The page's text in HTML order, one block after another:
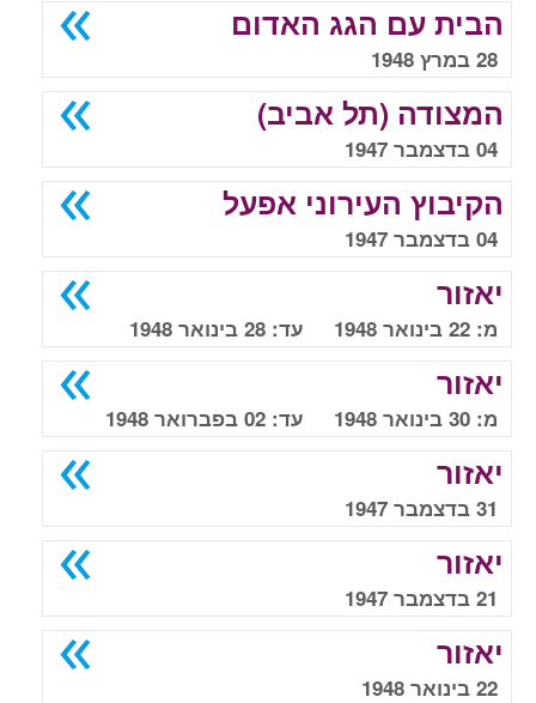
הבית עם הגג האדום
28 במרץ 1948
המצודה (תל אביב)
04 בדצמבר 1947
הקיבוץ העירוני אפעל
04 בדצמבר 1947
יאזור
מ: 22 בינואר 1948 עד: 28 בינואר 1948
יאזור
מ: 30 בינואר 1948 עד: 02 בפברואר 1948
יאזור
31 בדצמבר 1947
יאזור
21 בדצמבר 1947
יאזור
22 בינואר 1948